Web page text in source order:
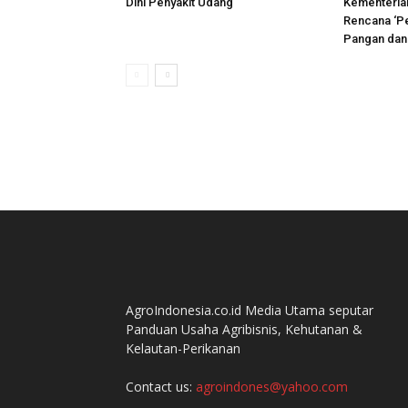
Rencana
Pangan
AgroIndonesia.co.id Media Utama seputar
Panduan Usaha Agribisnis, Kehutanan &
Kelautan-Perikanan
Contact us: agroindones@yahoo.com